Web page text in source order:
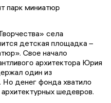
села
детская площадка –
Свое начало
архитектора Юрия
один из
Но денег фонда хватило
шедевров.